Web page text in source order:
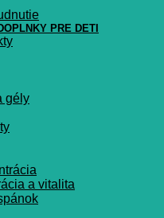
PRE DETI
gély
a vitalita